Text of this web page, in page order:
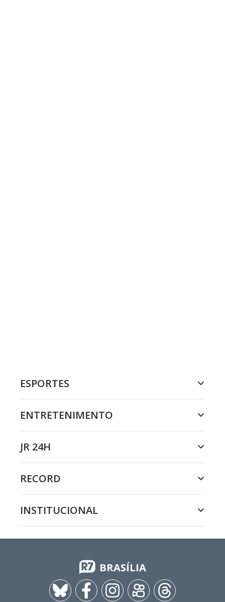
ESPORTES
ENTRETENIMENTO
JR 24H
RECORD
INSTITUCIONAL
BRASÍLIA